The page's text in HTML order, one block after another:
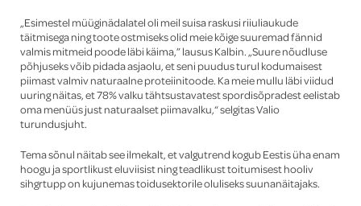
„Esimestel müüginädalatel oli meil suisa raskusi riiuliaukude
täitmisega ning toote ostmiseks olid meie kõige suuremad fännid
valmis mitmeid poode läbi käima,” lausus Kalbin. „Suure nõudluse
põhjuseks võib pidada asjaolu, et seni puudus turul kodumaisest
piimast valmiv naturaalne proteiinitoode. Ka meie mullu läbi viidud
uuring näitas, et 78% valku tähtsustavatest spordisõpradest eelistab
oma menüüs just naturaalset piimavalku,“ selgitas Valio
turundusjuht.
Tema sõnul näitab see ilmekalt, et valgutrend kogub Eestis üha enam
hoogu ja sportlikust eluviisist ning teadlikust toitumisest hooliv
sihgrtupp on kujunemas toidusektorile oluliseks suunanäitajaks.